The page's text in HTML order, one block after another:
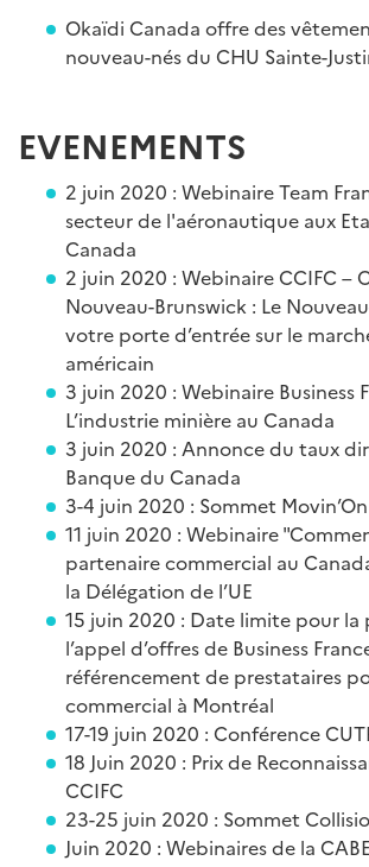
Okaïdi Canada offre des
nouveau-nés du CHU Sainte-
EVENEMENTS
2 juin 2020 : Webinaire Team
secteur de l'aéronautique aux
Canada
2 juin 2020 : Webinaire CCIFC –
Nouveau-Brunswick : Le
votre porte d’entrée sur le
américain
3 juin 2020 : Webinaire Business
L’industrie minière au Canada
3 juin 2020 : Annonce du taux
Banque du Canada
3-4 juin 2020 : Sommet
11 juin 2020 : Webinaire
partenaire commercial au
la Délégation de l’UE
15 juin 2020 : Date limite pour
l’appel d’offres de Business
référencement de prestataires
commercial à Montréal
17-19 juin 2020 : Conférence
18 Juin 2020 : Prix de
CCIFC
23-25 juin 2020 : Sommet
Juin 2020 : Webinaires de la CABE